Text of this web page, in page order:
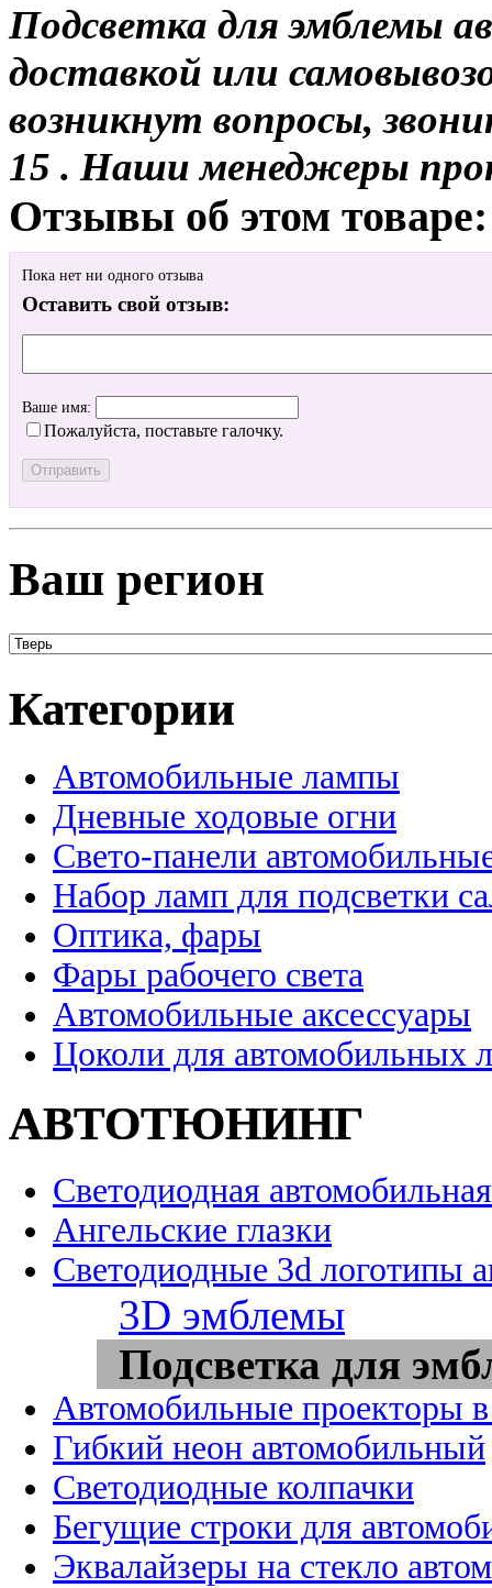
Подсветка для эмблемы
доставкой или
возникнут вопросы,
15 . Наши менеджеры
Отзывы об этом товаре:
Пока нет ни одного отзыва
Оставить свой отзыв:
Ваше имя:
Пожалуйста, поставьте галочку.
Ваш регион
Категории
Автомобильные лампы
Дневные ходовые огни
Свето-панели
Набор ламп для подсветки
Оптика, фары
Фары рабочего света
Автомобильные аксессуары
Цоколи для автомобильных
АВТОТЮНИНГ
Светодиодная
Ангельские глазки
Светодиодные 3d логотипы
3D эмблемы
Подсветка для
Автомобильные проекторы
Гибкий неон автомобильный
Светодиодные колпачки
Бегущие строки для
Эквалайзеры на стекло